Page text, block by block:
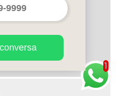
Oeste
Sul
1